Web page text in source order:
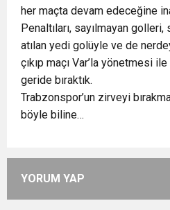
her maçta devam edeceğine
Penaltıları, sayılmayan
atılan yedi golüyle ve de
çıkıp maçı Var’la yönetmesi
geride bıraktık.
Trabzonspor’un zirveyi
böyle biline…
YORUM YAP